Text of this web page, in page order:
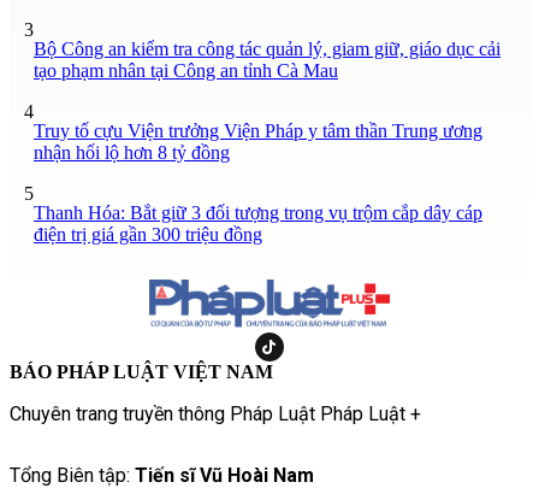
3
Bộ Công an kiểm tra công tác quản lý, giam giữ, giáo dục cải
tạo phạm nhân tại Công an tỉnh Cà Mau
4
Truy tố cựu Viện trưởng Viện Pháp y tâm thần Trung ương
nhận hối lộ hơn 8 tỷ đồng
5
Thanh Hóa: Bắt giữ 3 đối tượng trong vụ trộm cắp dây cáp
điện trị giá gần 300 triệu đồng
BÁO PHÁP LUẬT VIỆT NAM
Chuyên trang truyền thông Pháp Luật Pháp Luật +
Tổng Biên tập: Tiến sĩ Vũ Hoài Nam